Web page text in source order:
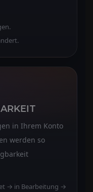
in Ihrem Konto
werden so
→ in Bearbeitung →